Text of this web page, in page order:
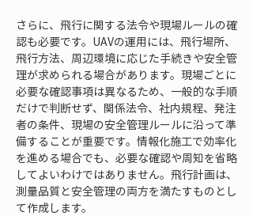
さらに、飛行に関する法令や現場ルールの確
認も必要です。UAVの運用には、飛行場所、
飛行方法、周辺環境に応じた手続きや安全管
理が求められる場合があります。現場ごとに
必要な確認事項は異なるため、一般的な手順
だけで判断せず、関係法令、社内規程、発注
者の条件、現場の安全管理ルールに沿って準
備することが重要です。情報化施工で効率化
を進める場合でも、必要な確認や周知を省略
してよいわけではありません。飛行計画は、
測量品質と安全管理の両方を満たすものとし
て作成します。